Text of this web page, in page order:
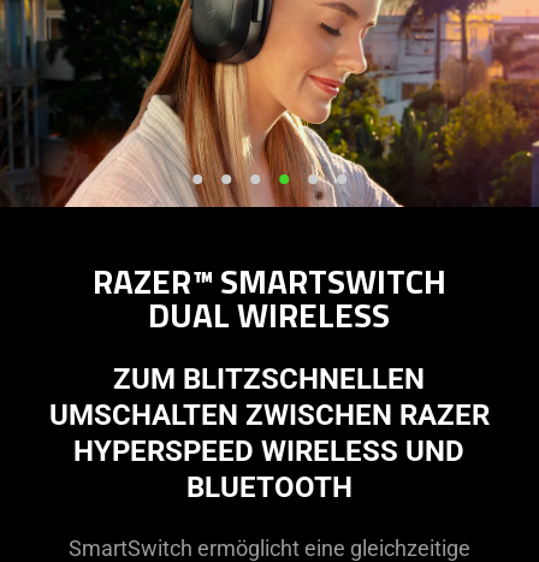
RAZER™ SMARTSWITCH
DUAL WIRELESS
ZUM BLITZSCHNELLEN
UMSCHALTEN ZWISCHEN RAZER
HYPERSPEED WIRELESS UND
BLUETOOTH
SmartSwitch ermöglicht eine gleichzeitige